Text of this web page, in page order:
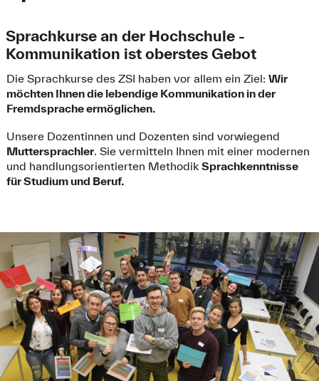
Sprachkurse an der Hochschule -
Kommunikation ist oberstes Gebot
Die Sprachkurse des ZSI haben vor allem ein Ziel: Wir
möchten Ihnen die lebendige Kommunikation in der
Fremdsprache ermöglichen.
Unsere Dozentinnen und Dozenten sind vorwiegend
Muttersprachler. Sie vermitteln Ihnen mit einer modernen
und handlungsorientierten Methodik Sprachkenntnisse
für Studium und Beruf.